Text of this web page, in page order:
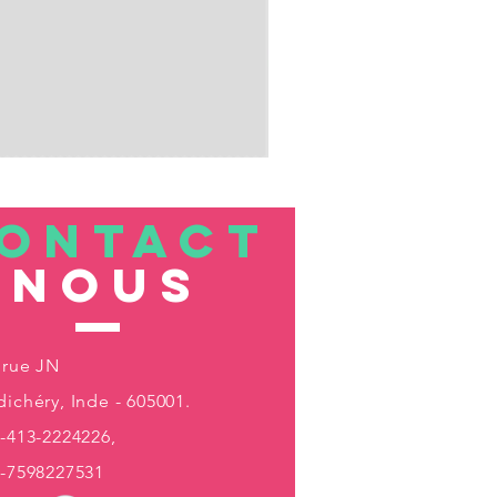
nous
JN
Inde - 605001.
413-2224226,